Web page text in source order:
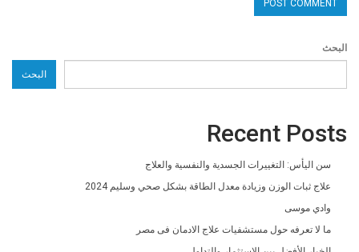
البحث
البحث
Recent Posts
سن اليأس: التغييرات الجسدية والنفسية والعلاج
علاج ثبات الوزن وزيادة معدل الطاقة بشكل صحي وسليم 2024
وادي موسى
ما لا تعرفه حول مستشفيات علاج الادمان فى مصر